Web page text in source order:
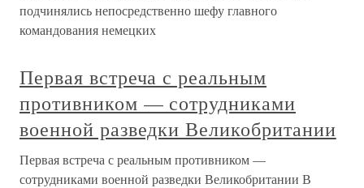
подчинялись непосредственно шефу главного
командования немецких
Первая встреча с реальным
противником — сотрудниками
военной разведки Великобритании
Первая встреча с реальным противником —
сотрудниками военной разведки Великобритании В